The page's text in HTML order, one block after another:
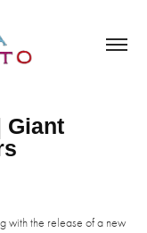
Giant
with the release of a new